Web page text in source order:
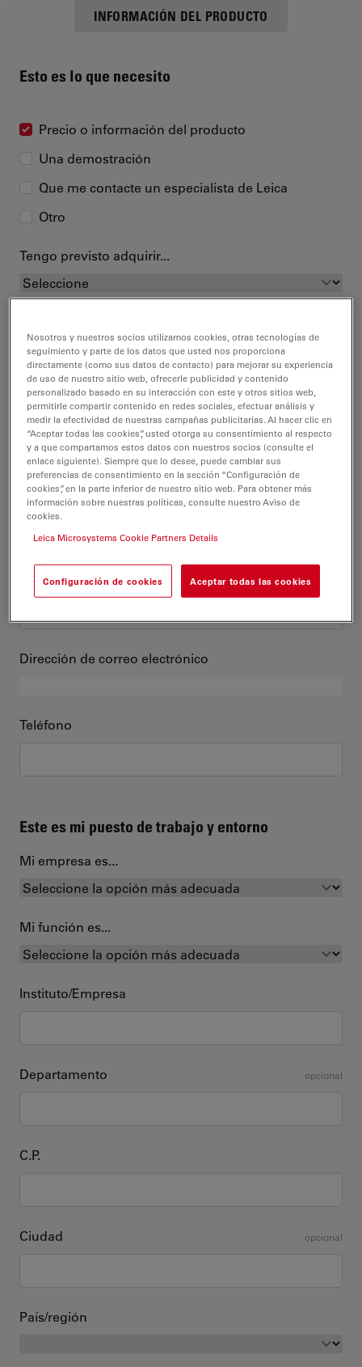
INFORMACIÓN DEL PRODUCTO
Esto es lo que necesito
Precio o información del producto
Una demostración
Que me contacte un especialista de Leica
Otro
Tengo previsto adquirir...
Este es mi perfil
Título académico opcional
Nombre
Apellido
Dirección de correo electrónico
Teléfono
Este es mi puesto de trabajo y entorno
Mi empresa es...
Mi función es...
Instituto/Empresa
Departamento opcional
C.P.
Ciudad opcional
País/región
Nosotros y nuestros socios utilizamos cookies, otras tecnologías de
seguimiento y parte de los datos que usted nos proporciona
directamente (como sus datos de contacto) para mejorar su experiencia
de uso de nuestro sitio web, ofrecerle publicidad y contenido
personalizado basado en su interacción con este y otros sitios web,
permitirle compartir contenido en redes sociales, efectuar análisis y
medir la efectividad de nuestras campañas publicitarias. Al hacer clic en
“Aceptar todas las cookies”, usted otorga su consentimiento al respecto
y a que compartamos estos datos con nuestros socios (consulte el
enlace siguiente). Siempre que lo desee, puede cambiar sus
preferencias de consentimiento en la sección “Configuración de
cookies”, en la parte inferior de nuestro sitio web. Para obtener más
información sobre nuestras políticas, consulte nuestro Aviso de
cookies.
Leica Microsystems Cookie Partners Details
Configuración de cookies Aceptar todas las cookies